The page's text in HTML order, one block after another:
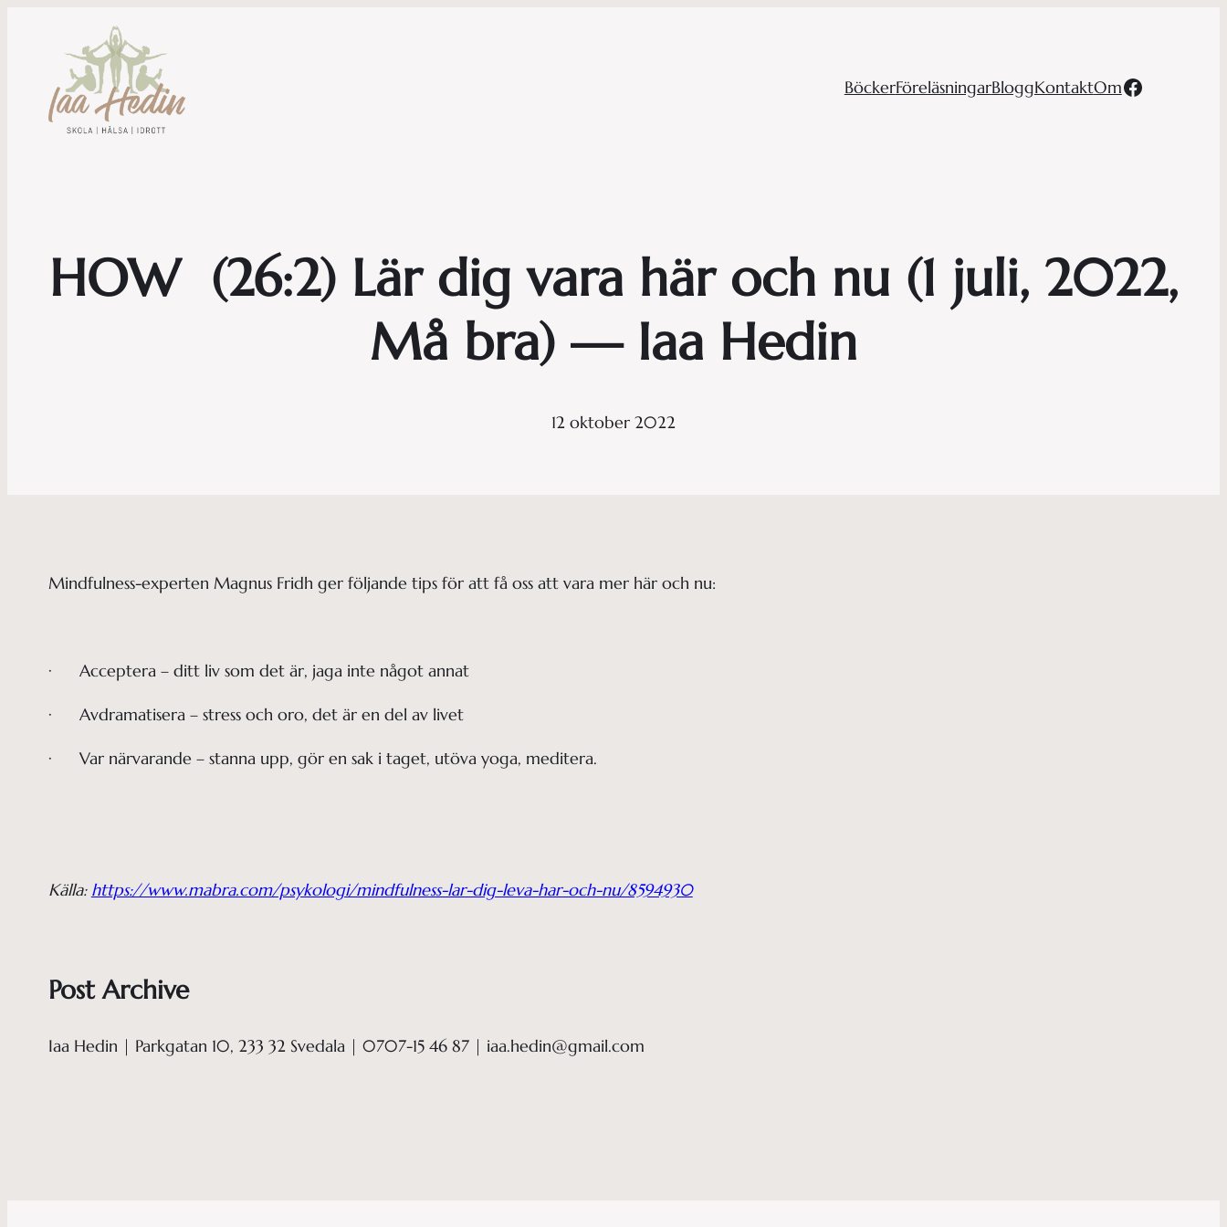
BöckerFöreläsningarBloggKontaktOmFacebook
HOW (26:2) Lär dig vara här och nu (1 juli, 2022,
Må bra) — Iaa Hedin
12 oktober 2022
Mindfulness-experten Magnus Fridh ger följande tips för att få oss att vara mer här och nu:
· Acceptera – ditt liv som det är, jaga inte något annat
· Avdramatisera – stress och oro, det är en del av livet
· Var närvarande – stanna upp, gör en sak i taget, utöva yoga, meditera.
Källa: https://www.mabra.com/psykologi/mindfulness-lar-dig-leva-har-och-nu/8594930
Post Archive
Iaa Hedin | Parkgatan 10, 233 32 Svedala | 0707-15 46 87 | iaa.hedin@gmail.com